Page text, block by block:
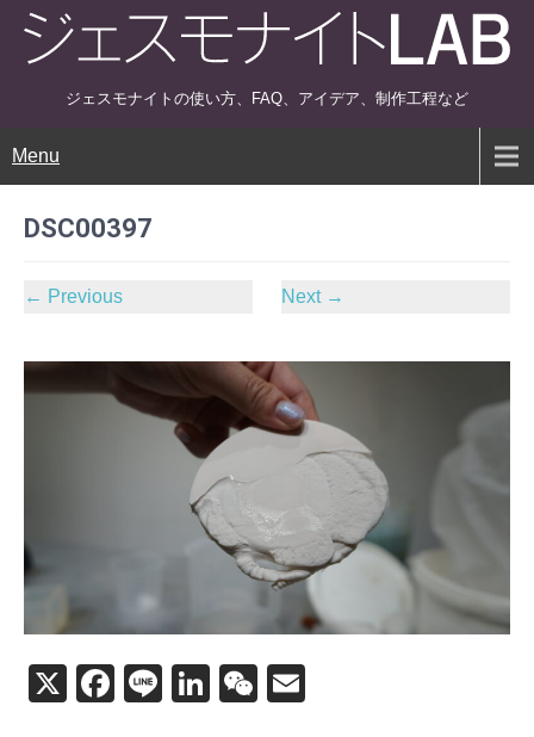
ジェスモナイトの使い方、FAQ、アイデア、制作工程など
Menu
DSC00397
← Previous Next →
X
F
Li
Li
W